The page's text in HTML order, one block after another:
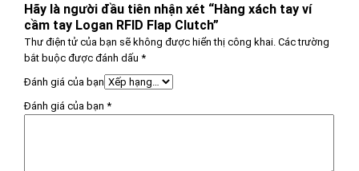
Hãy là người đầu tiên nhận xét “Hàng xách tay ví
cầm tay Logan RFID Flap Clutch”
Thư điện tử của bạn sẽ không được hiển thị công khai. Các trường
bắt buộc được đánh dấu *
Đánh giá của bạn
Đánh giá của bạn *